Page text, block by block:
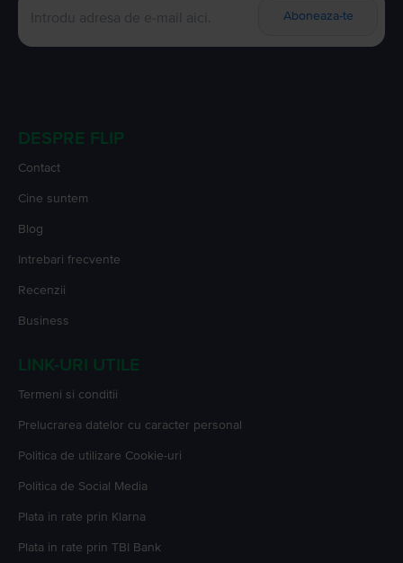
Aboneaza-te
DESPRE FLIP
Contact
Cine suntem
Blog
Intrebari frecvente
Recenzii
Business
LINK-URI UTILE
Termeni si conditii
Prelucrarea datelor cu caracter personal
Politica de utilizare Cookie-uri
Politica de Social Media
Plata in rate prin Klarna
Plata in rate prin TBI Bank